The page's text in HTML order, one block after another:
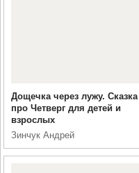
Дощечка через лужу. Сказка
про Четверг для детей и
взрослых
Зинчук Андрей